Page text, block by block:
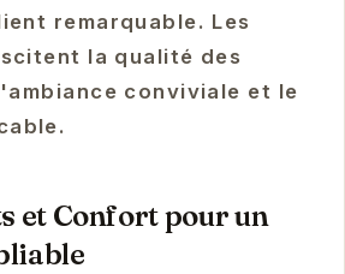
remarquable. Les
la qualité des
conviviale et le
et Confort pour un